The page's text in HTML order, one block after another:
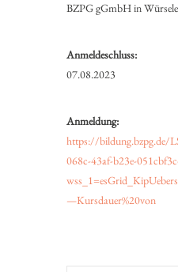
BZPG gGmbH in
Anmeldeschluss:
07.08.2023
Anmeldung:
https://bildung.bzpg.de/
068c-43af-b23e-
—Kursdauer%20von